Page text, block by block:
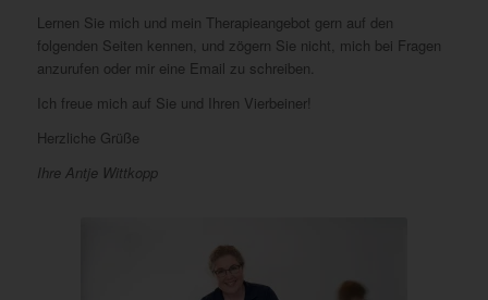
Lernen Sie mich und mein Therapieangebot gern auf den
folgenden Seiten kennen, und zögern Sie nicht, mich bei Fragen
anzurufen oder mir eine Email zu schreiben.
Ich freue mich auf Sie und Ihren Vierbeiner!
Herzliche Grüße
Ihre Antje Wittkopp